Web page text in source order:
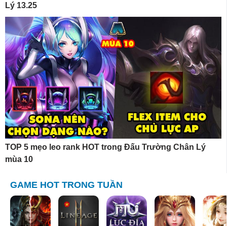
Lý 13.25
TOP 5 mẹo leo rank HOT trong Đấu Trường Chân Lý
mùa 10
GAME HOT TRONG TUẦN